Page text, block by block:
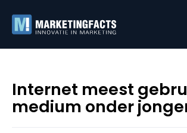
Internet meest
medium onder